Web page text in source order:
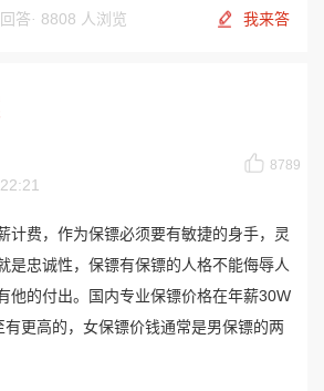
答· 8808 人浏览 我来答
8789
计费，作为保镖必须要有敏捷的身手，灵
是忠诚性，保镖有保镖的人格不能侮辱人
他的付出。国内专业保镖价格在年薪30W
更高的，女保镖价钱通常是男保镖的两